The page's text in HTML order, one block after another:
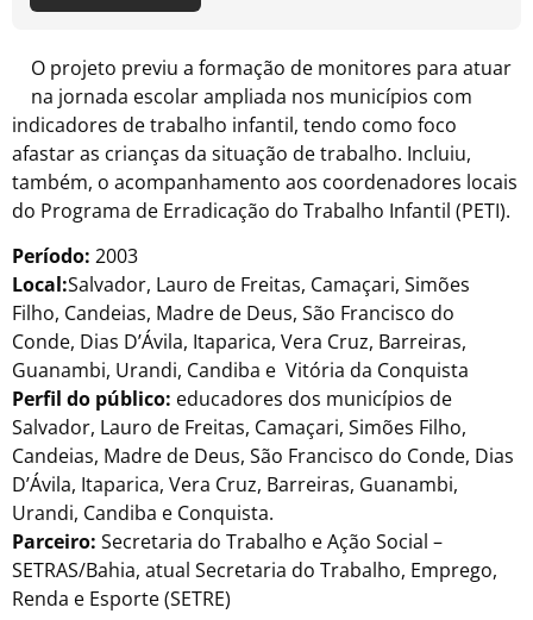
O projeto previu a formação de monitores para atuar
na jornada escolar ampliada nos municípios com
indicadores de trabalho infantil, tendo como foco
afastar as crianças da situação de trabalho. Incluiu,
também, o acompanhamento aos coordenadores locais
do Programa de Erradicação do Trabalho Infantil (PETI).
Período: 2003
Local:Salvador, Lauro de Freitas, Camaçari, Simões
Filho, Candeias, Madre de Deus, São Francisco do
Conde, Dias D’Ávila, Itaparica, Vera Cruz, Barreiras,
Guanambi, Urandi, Candiba e Vitória da Conquista
Perfil do público: educadores dos municípios de
Salvador, Lauro de Freitas, Camaçari, Simões Filho,
Candeias, Madre de Deus, São Francisco do Conde, Dias
D’Ávila, Itaparica, Vera Cruz, Barreiras, Guanambi,
Urandi, Candiba e Conquista.
Parceiro: Secretaria do Trabalho e Ação Social –
SETRAS/Bahia, atual Secretaria do Trabalho, Emprego,
Renda e Esporte (SETRE)